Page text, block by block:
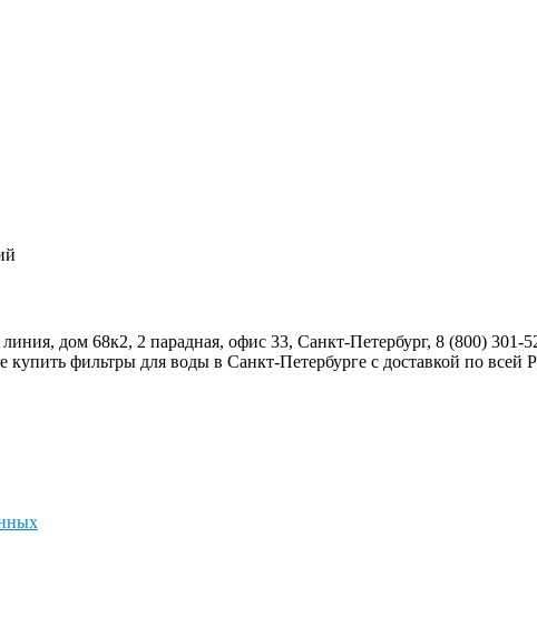
дом 68к2, 2 парадная, офис 33, Санкт-Петербург, 8 (800) 301-
фильтры для воды в Санкт-Петербурге с доставкой по всей